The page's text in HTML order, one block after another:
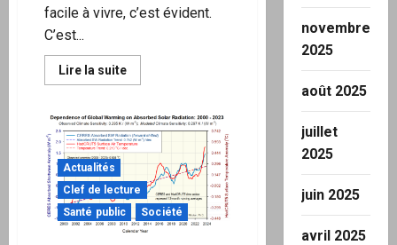
facile à vivre, c’est évident.
C’est...
Lire la suiteEn
savoir
ouverte
de
soutien
à
Ariane
Bilheran,
Actualités
Clef de lecture
Santé public
Société
novembre
2025
août 2025
juillet
2025
juin 2025
avril 2025